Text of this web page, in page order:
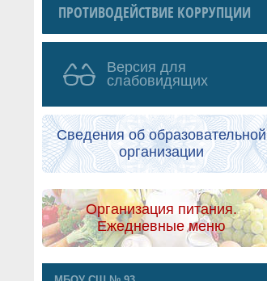
ПРОТИВОДЕЙСТВИЕ КОРРУПЦИИ
Версия для
слабовидящих
Сведения об образовательной
организации
Организация питания.
Ежедневные меню